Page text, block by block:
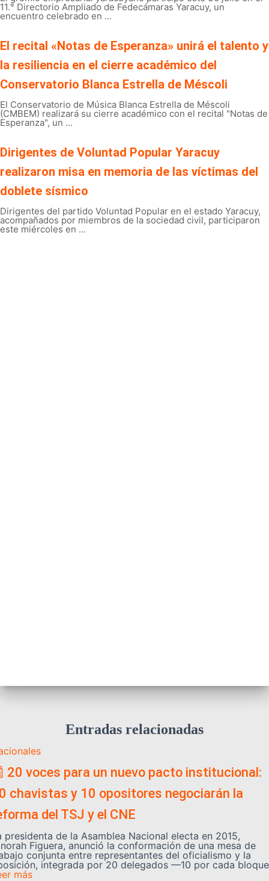
11.° Directorio Ampliado de Fedecámaras Yaracuy, un
encuentro celebrado en ...
El recital «Notas de Esperanza» unirá el talento y
la resiliencia en el cierre académico del
Conservatorio Blanca Estrella de Méscoli
El Conservatorio de Música Blanca Estrella de Méscoli
(CMBEM) realizará su cierre académico con el recital "Notas de
Esperanza", un ...
Dirigentes de Voluntad Popular Yaracuy
realizaron misa en memoria de las víctimas del
doblete sísmico
Dirigentes del partido Voluntad Popular en el estado Yaracuy,
acompañados por miembros de la sociedad civil, participaron
este miércoles en ...
Entradas relacionadas
20 voces para un nuevo pacto institucional:
chavistas y 10 opositores negociarán la
del TSJ y el CNE
presidenta de la Asamblea Nacional electa en 2015,
Figuera, anunció la conformación de una mesa de
conjunta entre representantes del oficialismo y la
integrada por 20 delegados —10 por cada bloque
más